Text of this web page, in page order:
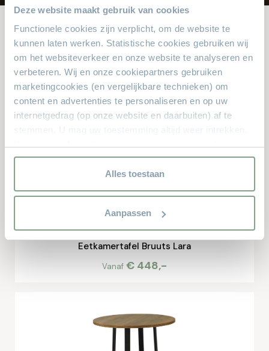
Deze website maakt gebruik van cookies
Functionele cookies zijn verplicht, om de website te
kunnen laten werken. Statistische cookies gebruiken wij
om het websiteverkeer en onze website te analyseren en
verbeteren. Wij en onze cookiepartners gebruiken
marketingcookies (en vergelijkbare technieken) om
content en advertenties te personaliseren en op uw
internetgedrag (op onze website en daarbuiten) af te
onze website verwijzen wij u naar onze
Alles toestaan
Aanpassen
Andere bekeken ook
Dit zijn de producten waar anderen naar zochten. Zit er iets
leuks voor u bij?
Eetkamertafel Bruuts Lara
Vanaf € 448,-